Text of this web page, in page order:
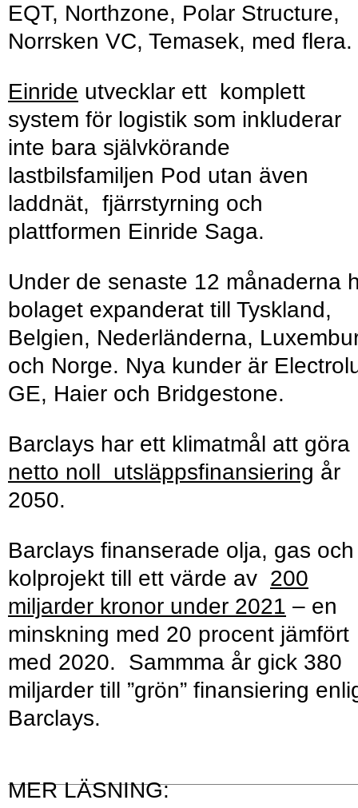
EQT, Northzone, Polar Structure,
Norrsken VC, Temasek, med flera.
Einride utvecklar ett komplett
system för logistik som inkluderar
inte bara självkörande
lastbilsfamiljen Pod utan även
laddnät, fjärrstyrning och
plattformen Einride Saga.
Under de senaste 12 månaderna
bolaget expanderat till Tyskland,
Belgien, Nederländerna,
och Norge. Nya kunder är
GE, Haier och Bridgestone.
Barclays har ett klimatmål att göra
netto noll utsläppsfinansiering år
2050.
Barclays finanserade olja, gas och
kolprojekt till ett värde av 200
miljarder kronor under 2021 – en
minskning med 20 procent jämfört
med 2020. Sammma år gick 380
miljarder till ”grön” finansiering
Barclays.